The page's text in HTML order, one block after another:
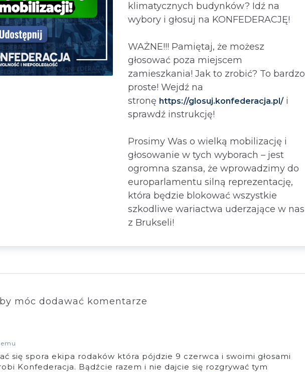
klimatycznych budynków? Idź na
wybory i głosuj na KONFEDERACJĘ!
WAŻNE!!! Pamiętaj, że możesz
głosować poza miejscem
zamieszkania! Jak to zrobić? To bardzo
proste! Wejdź na
stronę https://glosuj.konfederacja.pl/i
sprawdź instrukcję!
Prosimy Was o wielką mobilizację i
głosowanie w tych wyborach – jest
ogromna szansa, że wprowadzimy do
europarlamentu silną reprezentację,
która będzie blokować wszystkie
szkodliwe wariactwa uderzające w nas
z Brukseli!
móc dodawać komentarze
się spora ekipa rodaków która pójdzie 9 czerwca i swoimi głosami
Konfederacja. Bądźcie razem i nie dajcie się rozgrywać tym